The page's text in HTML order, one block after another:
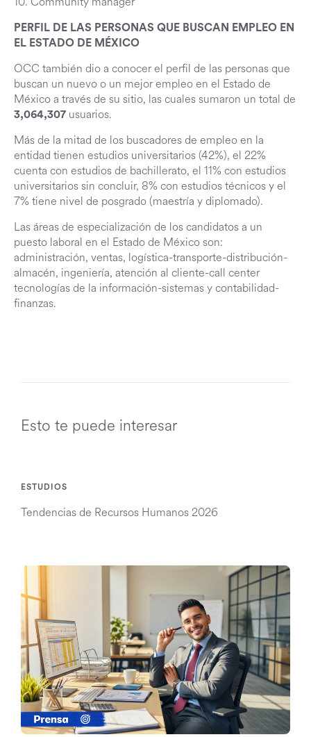
PERFIL DE LAS PERSONAS QUE BUSCAN EMPLEO EN
EL ESTADO DE MÉXICO
OCC también dio a conocer el perfil de las personas que
buscan un nuevo o un mejor empleo en el Estado de
México a través de su sitio, las cuales sumaron un total de
3,064,307 usuarios.
Más de la mitad de los buscadores de empleo en la
entidad tienen estudios universitarios (42%), el 22%
cuenta con estudios de bachillerato, el 11% con estudios
universitarios sin concluir, 8% con estudios técnicos y el
7% tiene nivel de posgrado (maestría y diplomado).
Las áreas de especialización de los candidatos a un
puesto laboral en el Estado de México son:
administración, ventas, logística-transporte-distribución-
almacén, ingeniería, atención al cliente-call center
tecnologías de la información-sistemas y contabilidad-
finanzas.
Esto te puede interesar
ESTUDIOS
Tendencias de Recursos Humanos 2026